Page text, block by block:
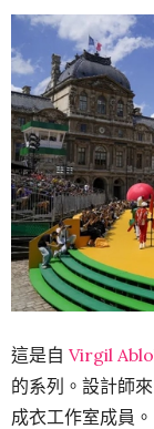
這是自 Virgil
的系列。 設計師
成衣工作室成員。